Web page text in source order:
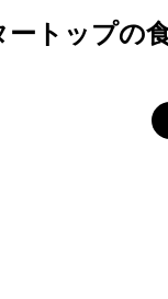
ップの食